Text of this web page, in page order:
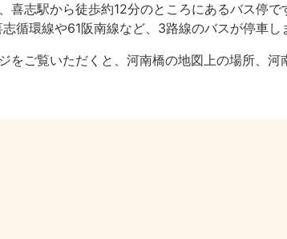
喜志駅から徒歩約12分のところにあるバス停で
循環線や61阪南線など、3路線のバスが停車し
をご覧いただくと、河南橋の地図上の場所、